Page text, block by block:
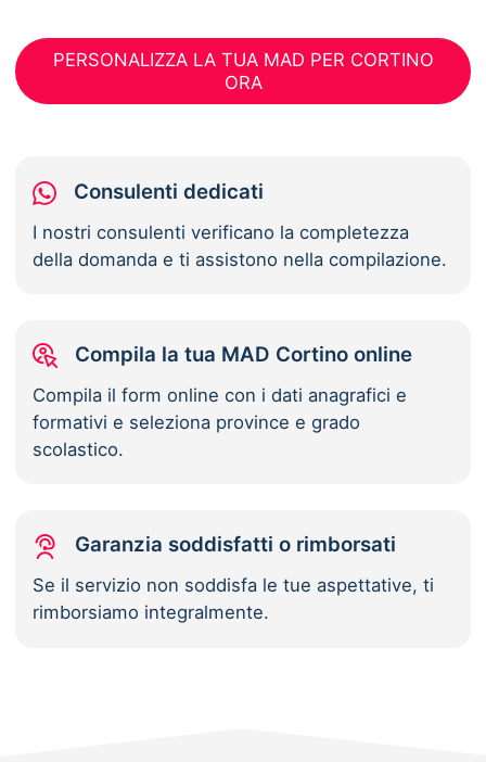
PERSONALIZZA LA TUA MAD PER CORTINO
ORA
Consulenti dedicati
I nostri consulenti verificano la completezza
della domanda e ti assistono nella compilazione.
Compila la tua MAD Cortino online
Compila il form online con i dati anagrafici e
formativi e seleziona province e grado
scolastico.
Garanzia soddisfatti o rimborsati
Se il servizio non soddisfa le tue aspettative, ti
rimborsiamo integralmente.